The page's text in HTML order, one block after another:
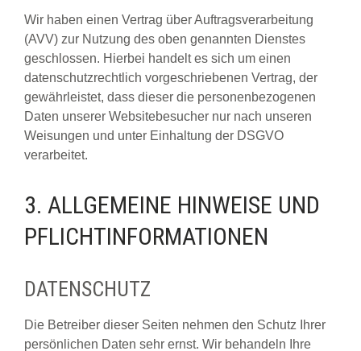
Wir haben einen Vertrag über Auftragsverarbeitung
(AVV) zur Nutzung des oben genannten Dienstes
geschlossen. Hierbei handelt es sich um einen
datenschutzrechtlich vorgeschriebenen Vertrag, der
gewährleistet, dass dieser die personenbezogenen
Daten unserer Websitebesucher nur nach unseren
Weisungen und unter Einhaltung der DSGVO
verarbeitet.
3. ALLGEMEINE HINWEISE UND
PFLICHT­INFORMATIONEN
DATENSCHUTZ
Die Betreiber dieser Seiten nehmen den Schutz Ihrer
persönlichen Daten sehr ernst. Wir behandeln Ihre